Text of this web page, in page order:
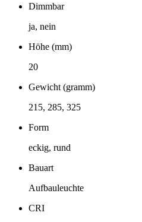
Dimmbar
ja, nein
Höhe (mm)
20
Gewicht (gramm)
215, 285, 325
Form
eckig, rund
Bauart
Aufbauleuchte
CRI